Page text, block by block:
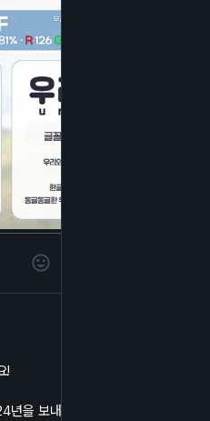
!
년을 보내고 새로운 2025년을 맞